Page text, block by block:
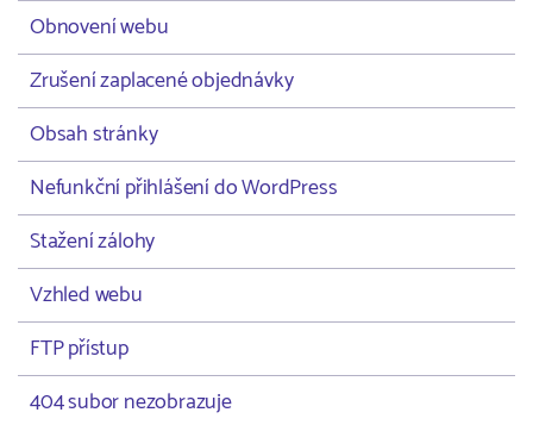
Obnovení webu
Zrušení zaplacené objednávky
Obsah stránky
Nefunkční přihlášení do WordPress
Stažení zálohy
Vzhled webu
FTP přístup
404 subor nezobrazuje